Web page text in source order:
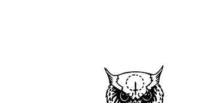
CO POTŘEBUJETE NAJÍT?